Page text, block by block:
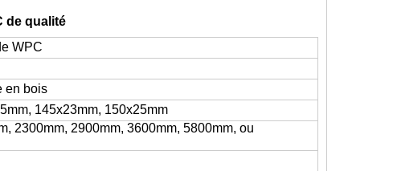
de qualité
WPC
en bois
145x23mm, 150x25mm
2300mm, 2900mm, 3600mm, 5800mm, ou